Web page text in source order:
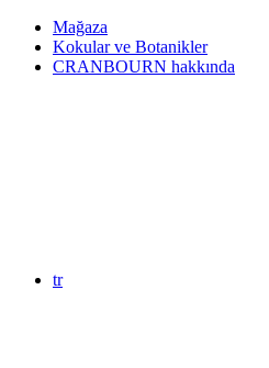
Mağaza
Kokular ve Botanikler
CRANBOURN hakkında
tr